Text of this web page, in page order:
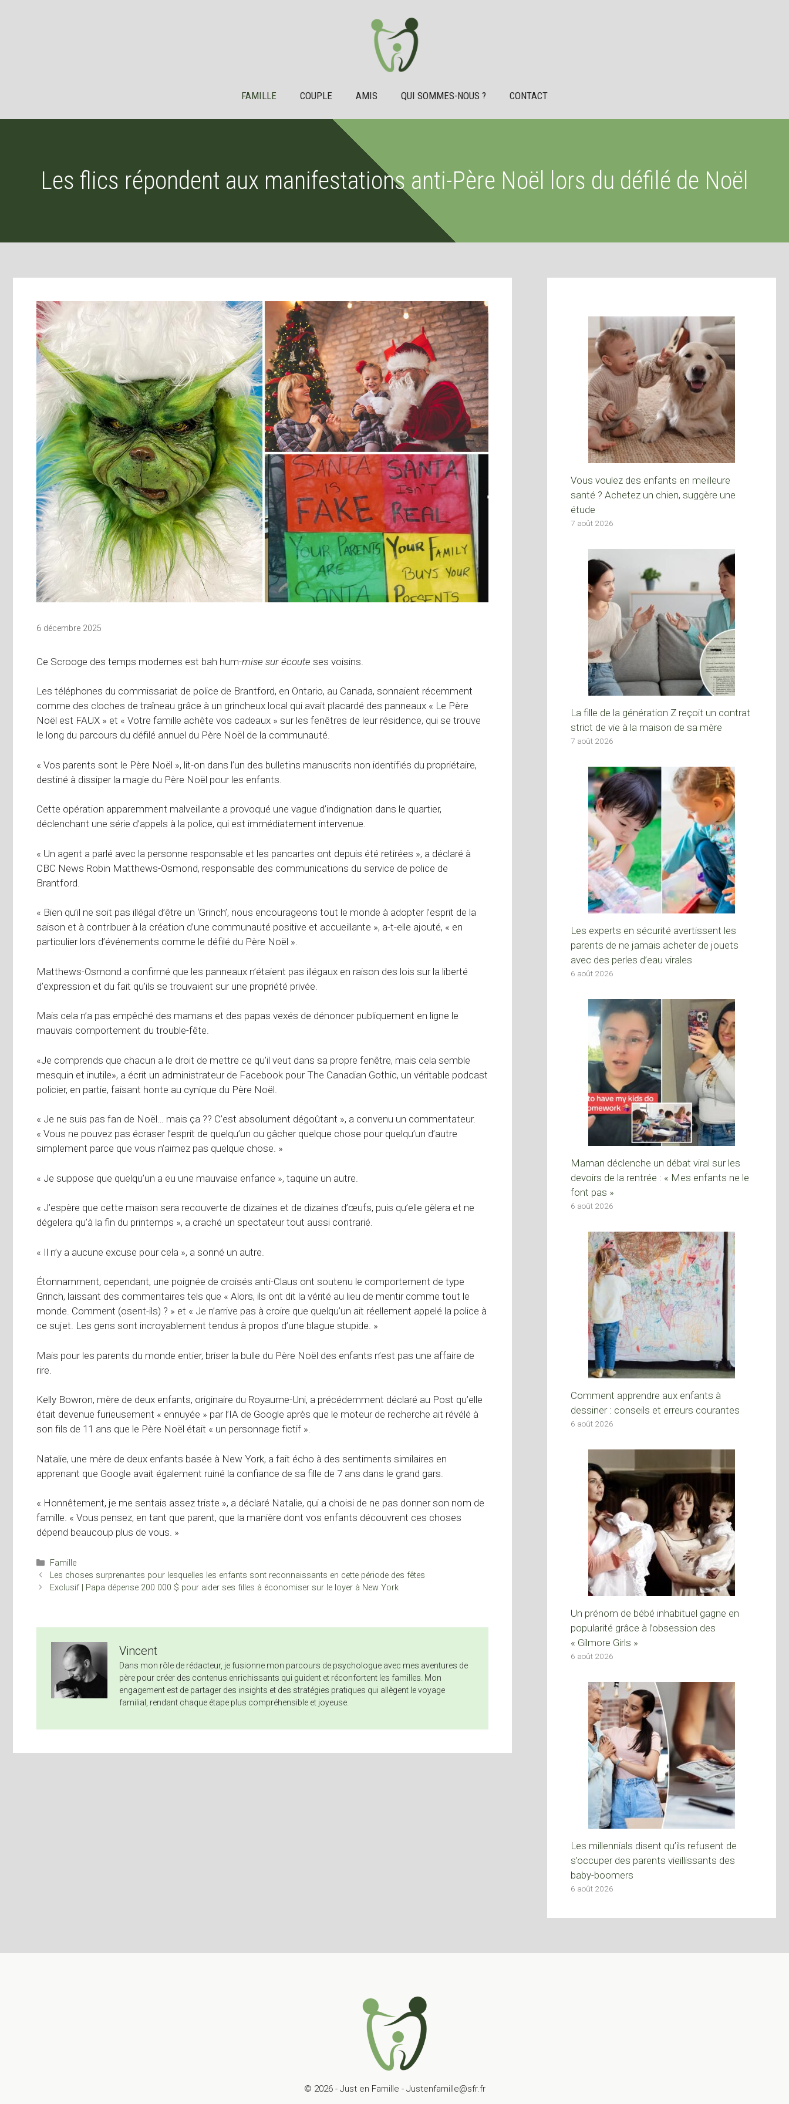
FAMILLE COUPLE AMIS QUI SOMMES-NOUS ? CONTACT
Les flics répondent aux manifestations anti-Père Noël lors du défilé de Noël
6 décembre 2025
Ce Scrooge des temps modernes est bah hum-mise sur écoute ses voisins.
Les téléphones du commissariat de police de Brantford, en Ontario, au Canada, sonnaient récemment
comme des cloches de traîneau grâce à un grincheux local qui avait placardé des panneaux « Le Père
Noël est FAUX » et « Votre famille achète vos cadeaux » sur les fenêtres de leur résidence, qui se trouve
le long du parcours du défilé annuel du Père Noël de la communauté.
« Vos parents sont le Père Noël », lit-on dans l’un des bulletins manuscrits non identifiés du propriétaire,
destiné à dissiper la magie du Père Noël pour les enfants.
Cette opération apparemment malveillante a provoqué une vague d’indignation dans le quartier,
déclenchant une série d’appels à la police, qui est immédiatement intervenue.
« Un agent a parlé avec la personne responsable et les pancartes ont depuis été retirées », a déclaré à
CBC News Robin Matthews-Osmond, responsable des communications du service de police de
Brantford.
« Bien qu’il ne soit pas illégal d’être un ‘Grinch’, nous encourageons tout le monde à adopter l’esprit de la
saison et à contribuer à la création d’une communauté positive et accueillante », a-t-elle ajouté, « en
particulier lors d’événements comme le défilé du Père Noël ».
Matthews-Osmond a confirmé que les panneaux n’étaient pas illégaux en raison des lois sur la liberté
d’expression et du fait qu’ils se trouvaient sur une propriété privée.
Mais cela n’a pas empêché des mamans et des papas vexés de dénoncer publiquement en ligne le
mauvais comportement du trouble-fête.
«Je comprends que chacun a le droit de mettre ce qu’il veut dans sa propre fenêtre, mais cela semble
mesquin et inutile», a écrit un administrateur de Facebook pour The Canadian Gothic, un véritable podcast
policier, en partie, faisant honte au cynique du Père Noël.
« Je ne suis pas fan de Noël… mais ça ?? C’est absolument dégoûtant », a convenu un commentateur.
« Vous ne pouvez pas écraser l’esprit de quelqu’un ou gâcher quelque chose pour quelqu’un d’autre
simplement parce que vous n’aimez pas quelque chose. »
« Je suppose que quelqu’un a eu une mauvaise enfance », taquine un autre.
« J’espère que cette maison sera recouverte de dizaines et de dizaines d’œufs, puis qu’elle gèlera et ne
dégelera qu’à la fin du printemps », a craché un spectateur tout aussi contrarié.
« Il n’y a aucune excuse pour cela », a sonné un autre.
Étonnamment, cependant, une poignée de croisés anti-Claus ont soutenu le comportement de type
Grinch, laissant des commentaires tels que « Alors, ils ont dit la vérité au lieu de mentir comme tout le
monde. Comment (osent-ils) ? » et « Je n’arrive pas à croire que quelqu’un ait réellement appelé la police à
ce sujet. Les gens sont incroyablement tendus à propos d’une blague stupide. »
Mais pour les parents du monde entier, briser la bulle du Père Noël des enfants n’est pas une affaire de
rire.
Kelly Bowron, mère de deux enfants, originaire du Royaume-Uni, a précédemment déclaré au Post qu’elle
était devenue furieusement « ennuyée » par l’IA de Google après que le moteur de recherche ait révélé à
son fils de 11 ans que le Père Noël était « un personnage fictif ».
Natalie, une mère de deux enfants basée à New York, a fait écho à des sentiments similaires en
apprenant que Google avait également ruiné la confiance de sa fille de 7 ans dans le grand gars.
« Honnêtement, je me sentais assez triste », a déclaré Natalie, qui a choisi de ne pas donner son nom de
famille. « Vous pensez, en tant que parent, que la manière dont vos enfants découvrent ces choses
dépend beaucoup plus de vous. »
Catégories
Famille
Les choses surprenantes pour lesquelles les enfants sont reconnaissants en cette période des fêtes
Exclusif | Papa dépense 200 000 $ pour aider ses filles à économiser sur le loyer à New York
Vincent
Dans mon rôle de rédacteur, je fusionne mon parcours de psychologue avec mes aventures de
père pour créer des contenus enrichissants qui guident et réconfortent les familles. Mon
engagement est de partager des insights et des stratégies pratiques qui allègent le voyage
familial, rendant chaque étape plus compréhensible et joyeuse.
Vous voulez des enfants en meilleure
santé ? Achetez un chien, suggère une
étude
7 août 2026
La fille de la génération Z reçoit un contrat
strict de vie à la maison de sa mère
7 août 2026
Les experts en sécurité avertissent les
parents de ne jamais acheter de jouets
avec des perles d’eau virales
6 août 2026
Maman déclenche un débat viral sur les
devoirs de la rentrée : « Mes enfants ne le
font pas »
6 août 2026
Comment apprendre aux enfants à
dessiner : conseils et erreurs courantes
6 août 2026
Un prénom de bébé inhabituel gagne en
popularité grâce à l’obsession des
« Gilmore Girls »
6 août 2026
Les millennials disent qu’ils refusent de
s’occuper des parents vieillissants des
baby-boomers
6 août 2026
© 2026 - Just en Famille - Justenfamille@sfr.fr